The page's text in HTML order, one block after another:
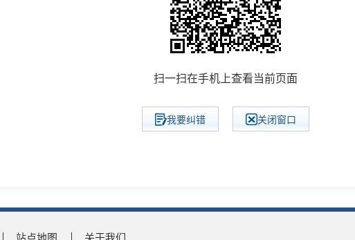
扫一扫在手机上查看当前页面
我要纠错 关闭窗口